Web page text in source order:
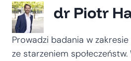
dr Piotr
Prowadzi badania w
ze starzeniem społeczeństw.